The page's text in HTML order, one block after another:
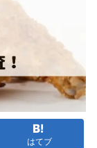
はてブ